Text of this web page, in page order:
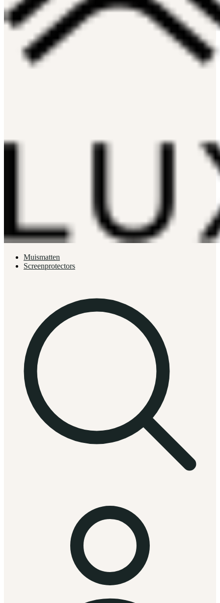
Muismatten
Screenprotectors